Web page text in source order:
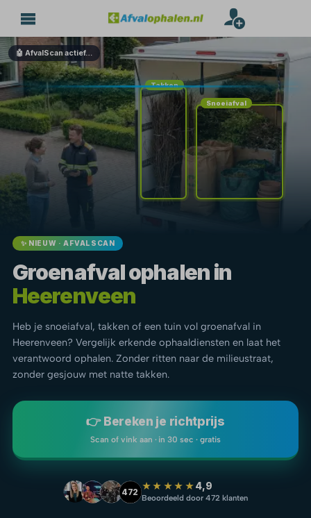
🤖 AfvalScan actief…
Takken
Snoeiafval
✨ NIEUW · AFVALSCAN
Groenafval ophalen in
Heerenveen
Heb je snoeiafval, takken of een tuin vol groenafval in
Heerenveen? Vergelijk erkende ophaaldiensten en laat het
verantwoord ophalen. Zonder ritten naar de milieustraat,
zonder gesjouw met natte takken.
👉 Bereken je richtprijs
Scan of vink aan · in 30 sec · gratis
472 ★★★★★4,9
Beoordeeld door 472 klanten